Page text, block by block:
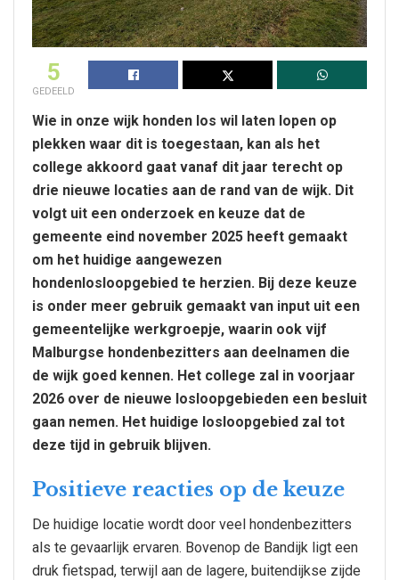
5
GEDEELD
Wie in onze wijk honden los wil laten lopen op
plekken waar dit is toegestaan, kan als het
college akkoord gaat vanaf dit jaar terecht op
drie nieuwe locaties aan de rand van de wijk. Dit
volgt uit een onderzoek en keuze dat de
gemeente eind november 2025 heeft gemaakt
om het huidige aangewezen
hondenlosloopgebied te herzien. Bij deze keuze
is onder meer gebruik gemaakt van input uit een
gemeentelijke werkgroepje, waarin ook vijf
Malburgse hondenbezitters aan deelnamen die
de wijk goed kennen. Het college zal in voorjaar
2026 over de nieuwe losloopgebieden een besluit
gaan nemen. Het huidige losloopgebied zal tot
deze tijd in gebruik blijven.
Positieve reacties op de keuze
De huidige locatie wordt door veel hondenbezitters
als te gevaarlijk ervaren. Bovenop de Bandijk ligt een
druk fietspad, terwijl aan de lagere, buitendijkse zijde